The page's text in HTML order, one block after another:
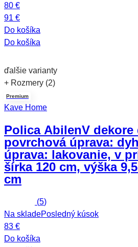
80 €
91 €
Do košíka
Do košíka
ďalšie varianty
+ Rozmery (2)
Premium
Kave Home
Polica AbilenV dekore
povrchová úprava:
úprava: lakovanie, v
šírka 120 cm, výška
cm
(5)
Na skladePosledný kúsok
83 €
Do košíka